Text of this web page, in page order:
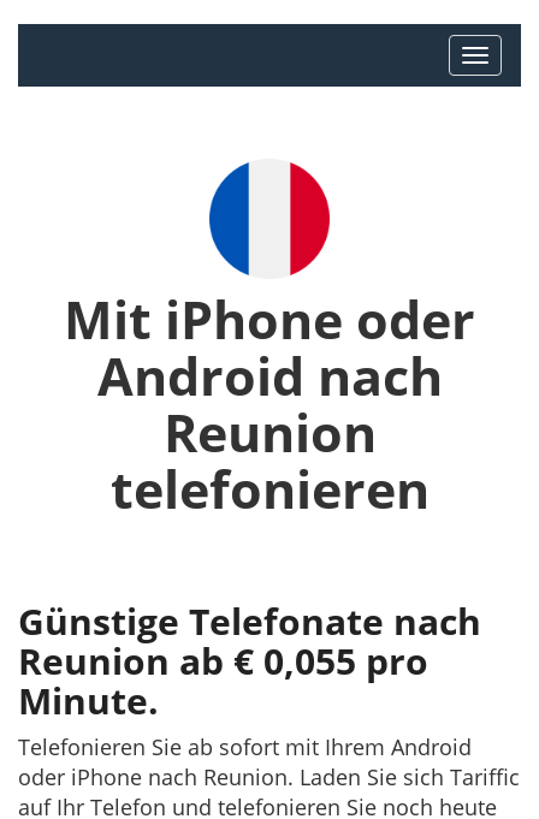
Mit iPhone oder
Android nach
Reunion
telefonieren
Günstige Telefonate nach
Reunion ab € 0,055 pro
Minute.
Telefonieren Sie ab sofort mit Ihrem Android
oder iPhone nach Reunion. Laden Sie sich Tariffic
auf Ihr Telefon und telefonieren Sie noch heute